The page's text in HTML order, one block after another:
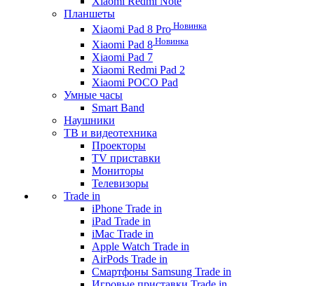
Планшеты
Xiaomi Pad 8 Pro Новинка
Xiaomi Pad 8 Новинка
Xiaomi Pad 7
Xiaomi Redmi Pad 2
Xiaomi POCO Pad
Умные часы
Smart Band
Наушники
ТВ и видеотехника
Проекторы
TV приставки
Мониторы
Телевизоры
Trade in
iPhone Trade in
iPad Trade in
iMac Trade in
Apple Watch Trade in
AirPods Trade in
Смартфоны Samsung Trade in